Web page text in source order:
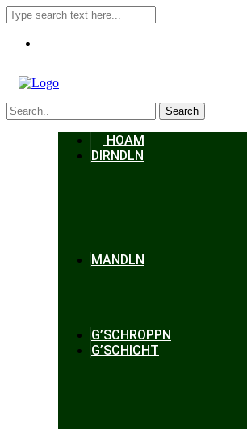
Search
HOAM
DIRNDLN
MANDLN
G’SCHROPPN
G’SCHICHT